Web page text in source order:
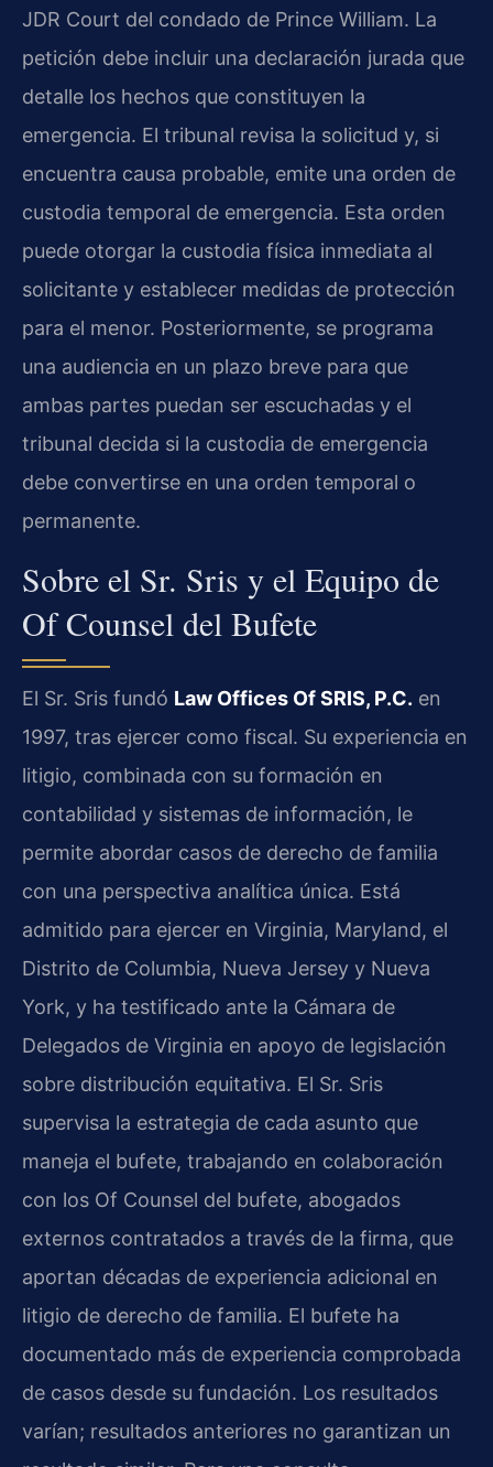
JDR Court del condado de Prince William. La
petición debe incluir una declaración jurada que
detalle los hechos que constituyen la
emergencia. El tribunal revisa la solicitud y, si
encuentra causa probable, emite una orden de
custodia temporal de emergencia. Esta orden
puede otorgar la custodia física inmediata al
solicitante y establecer medidas de protección
para el menor. Posteriormente, se programa
una audiencia en un plazo breve para que
ambas partes puedan ser escuchadas y el
tribunal decida si la custodia de emergencia
debe convertirse en una orden temporal o
permanente.
Sobre el Sr. Sris y el Equipo de
Of Counsel del Bufete
El Sr. Sris fundó Law Offices Of SRIS, P.C. en
1997, tras ejercer como fiscal. Su experiencia en
litigio, combinada con su formación en
contabilidad y sistemas de información, le
permite abordar casos de derecho de familia
con una perspectiva analítica única. Está
admitido para ejercer en Virginia, Maryland, el
Distrito de Columbia, Nueva Jersey y Nueva
York, y ha testificado ante la Cámara de
Delegados de Virginia en apoyo de legislación
sobre distribución equitativa. El Sr. Sris
supervisa la estrategia de cada asunto que
maneja el bufete, trabajando en colaboración
con los Of Counsel del bufete, abogados
externos contratados a través de la firma, que
aportan décadas de experiencia adicional en
litigio de derecho de familia. El bufete ha
documentado más de experiencia comprobada
de casos desde su fundación. Los resultados
varían; resultados anteriores no garantizan un